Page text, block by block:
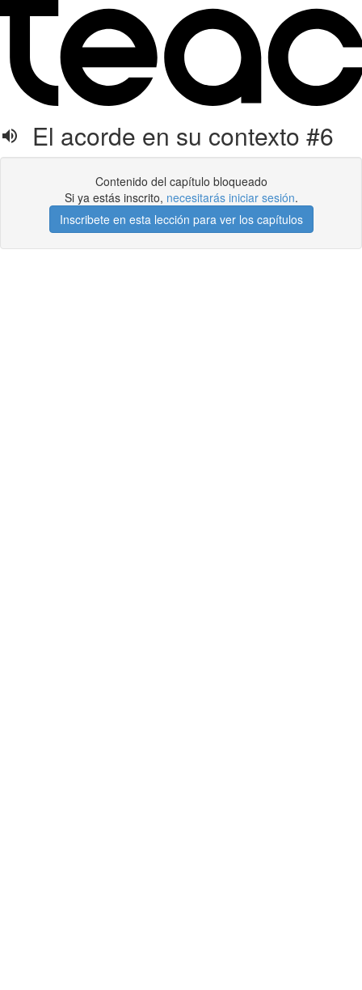
El acorde en su contexto #6
Contenido del capítulo bloqueado
Si ya estás inscrito, necesitarás iniciar sesión.
Inscribete en esta lección para ver los capítulos